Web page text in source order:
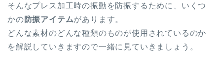
そんなプレス加工時の振動を防振するために、いくつ
かの 防振アイテムがあります。
どんな素材のどんな種類のものが使用されているのか
を解説していきますので一緒に見ていきましょう。